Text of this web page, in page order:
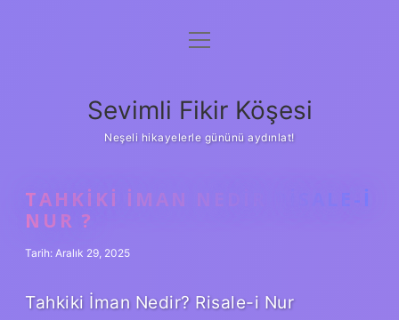
Anasayfa
Yasal Uyarı
menüyü
Sevimli Fikir Köşesi
Neşeli hikayelerle gününü aydınlat!
TAHKIKI IMAN NEDIR RISALE-I
NUR ?
Tarih: Aralık 29, 2025
Tahkiki İman Nedir? Risale-i Nur